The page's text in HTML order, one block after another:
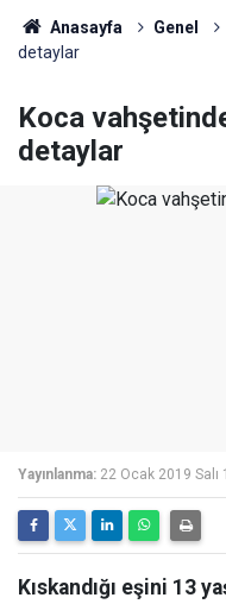
Anasayfa Genel
detaylar
Koca
detaylar
Yayınlanma: 22 Ocak 2019 Salı
Kıskandığı eşini 13